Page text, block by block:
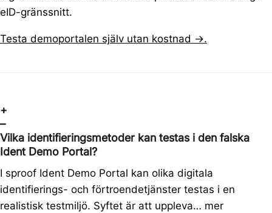
eID-gränssnitt.
Testa demoportalen själv utan kostnad →.
+
–
Vilka identifieringsmetoder kan testas i den falska
Ident Demo Portal?
I sproof Ident Demo Portal kan olika digitala
identifierings- och förtroendetjänster testas i en
realistisk testmiljö. Syftet är att uppleva… mer